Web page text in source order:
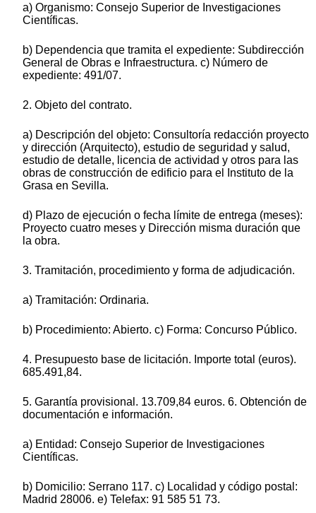
a) Organismo: Consejo Superior de Investigaciones
Científicas.
b) Dependencia que tramita el expediente: Subdirección
General de Obras e Infraestructura. c) Número de
expediente: 491/07.
2. Objeto del contrato.
a) Descripción del objeto: Consultoría redacción proyecto
y dirección (Arquitecto), estudio de seguridad y salud,
estudio de detalle, licencia de actividad y otros para las
obras de construcción de edificio para el Instituto de la
Grasa en Sevilla.
d) Plazo de ejecución o fecha límite de entrega (meses):
Proyecto cuatro meses y Dirección misma duración que
la obra.
3. Tramitación, procedimiento y forma de adjudicación.
a) Tramitación: Ordinaria.
b) Procedimiento: Abierto. c) Forma: Concurso Público.
4. Presupuesto base de licitación. Importe total (euros).
685.491,84.
5. Garantía provisional. 13.709,84 euros. 6. Obtención de
documentación e información.
a) Entidad: Consejo Superior de Investigaciones
Científicas.
b) Domicilio: Serrano 117. c) Localidad y código postal:
Madrid 28006. e) Telefax: 91 585 51 73.